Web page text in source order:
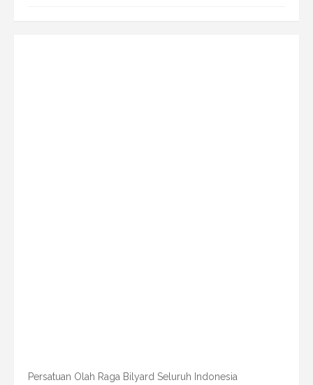
Persatuan Olah Raga Bilyard Seluruh Indonesia